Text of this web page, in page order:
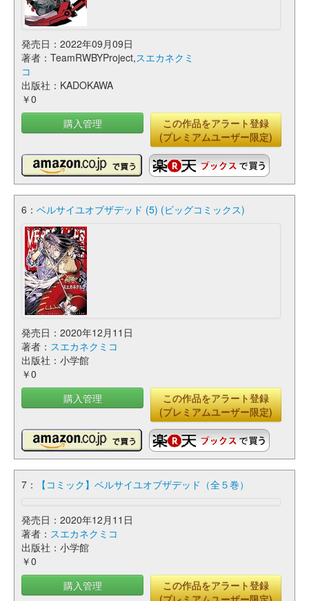
発売日：2022年09月09日
著者：TeamRWBYProject,スエカネクミ
コ
出版社：KADOKAWA
￥0
購入管理
この作品をアラート登録
(プレミアムユーザー限定)
6： ベルサイユオブザデッド (5) (ビッグコミックス)
発売日：2020年12月11日
著者： スエカネクミコ
出版社：小学館
￥0
購入管理
この作品をアラート登録
(プレミアムユーザー限定)
7： 【コミック】ベルサイユオブザデッド（全５巻）
発売日：2020年12月11日
著者： スエカネクミコ
出版社：小学館
￥0
購入管理
この作品をアラート登録